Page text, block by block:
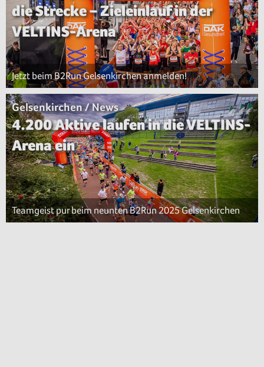
die Strecke – Zieleinlauf in der
VELTINS-Arena
Jetzt beim B2Run Gelsenkirchen anmelden!
Gelsenkirchen / News
4.200 Aktive laufen in die VELTINS-
Arena ein
Teamgeist pur beim neunten B2Run 2025 Gelsenkirchen